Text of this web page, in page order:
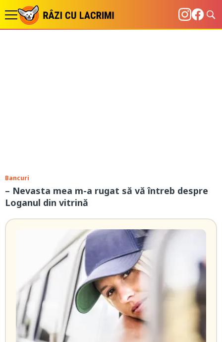
Bancuri
– Nevasta mea m-a rugat să vă întreb despre
Loganul din vitrină